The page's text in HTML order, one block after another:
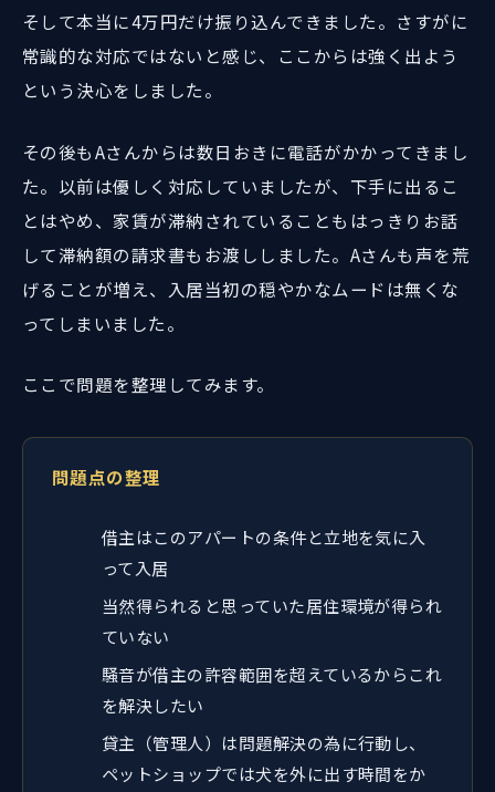
そして本当に4万円だけ振り込んできました。さすがに
常識的な対応ではないと感じ、ここからは強く出よう
という決心をしました。
その後もAさんからは数日おきに電話がかかってきまし
た。以前は優しく対応していましたが、下手に出るこ
とはやめ、家賃が滞納されていることもはっきりお話
して滞納額の請求書もお渡ししました。Aさんも声を荒
げることが増え、入居当初の穏やかなムードは無くな
ってしまいました。
ここで問題を整理してみます。
問題点の整理
借主はこのアパートの条件と立地を気に入
って入居
当然得られると思っていた居住環境が得られ
ていない
騒音が借主の許容範囲を超えているからこれ
を解決したい
貸主（管理人）は問題解決の為に行動し、
ペットショップでは犬を外に出す時間をか